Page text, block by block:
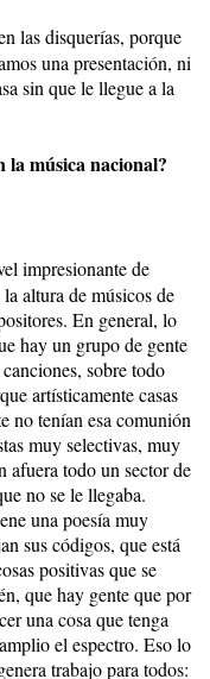
las disquerías, porque
una presentación, ni
sin que le llegue a la
la música nacional?
impresionante de
altura de músicos de
En general, lo
hay un grupo de gente
sobre todo
artísticamente casas
no tenían esa comunión
muy selectivas, muy
afuera todo un sector de
no se le llegaba.
una poesía muy
sus códigos, que está
positivas que se
que hay gente que por
una cosa que tenga
el espectro. Eso lo
trabajo para todos: